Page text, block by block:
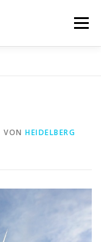
Menü
VON HEIDELBERG